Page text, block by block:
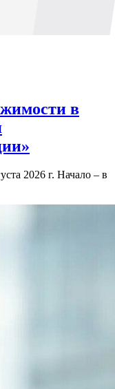
в
2026 г. Начало – в